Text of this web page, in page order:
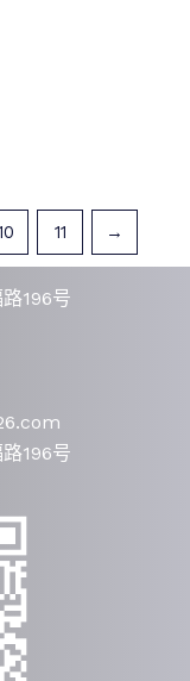
11 →
196号
196号